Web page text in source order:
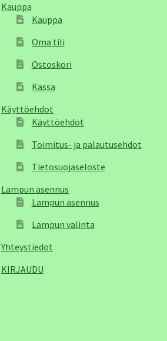
Kauppa
Kauppa
Oma tili
Ostoskori
Kassa
Käyttöehdot
Käyttöehdot
Toimitus- ja palautusehdot
Tietosuojaseloste
Lampun asennus
Lampun asennus
Lampun valinta
Yhteystiedot
KIRJAUDU